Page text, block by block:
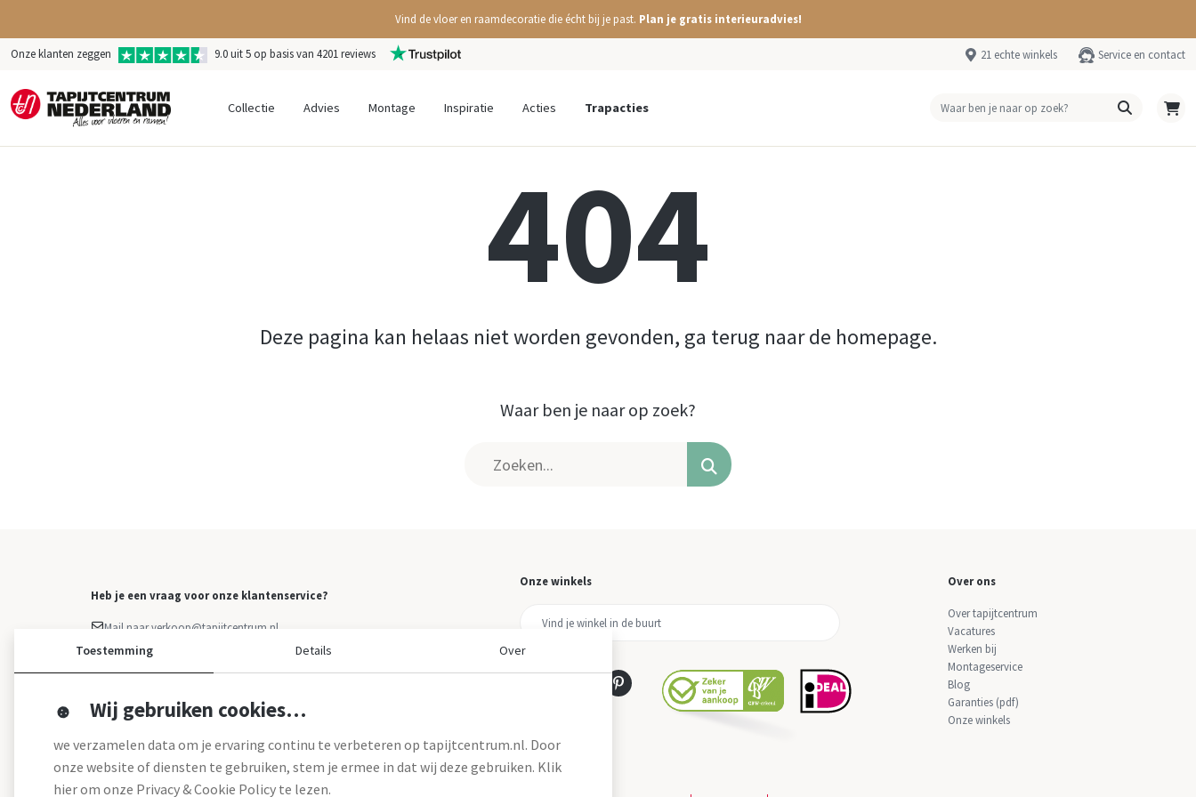
Vind de vloer en raamdecoratie die écht bij je past. Plan je gratis interieuradvies!
Onze klanten zeggen 9.0 uit 5 op basis van 4201 reviews 21 echte winkels Service en contact
Collectie Advies Montage Inspiratie Acties Trapacties
404
Deze pagina kan helaas niet worden gevonden, ga terug naar de homepage.
Waar ben je naar op zoek?
Heb je een vraag voor onze klantenservice?
Mail naar verkoop@tapijtcentrum.nl
Facebook Messenger
Onze winkels Over ons
Over tapijtcentrum
Vacatures
Werken bij
Montageservice
Blog
Garanties (pdf)
Onze winkels
Toestemming Details Over
Wij gebruiken cookies…
we verzamelen data om je ervaring continu te verbeteren op tapijtcentrum.nl. Door
onze website of diensten te gebruiken, stem je ermee in dat wij deze gebruiken. Klik
hier om onze Privacy & Cookie Policy te lezen.